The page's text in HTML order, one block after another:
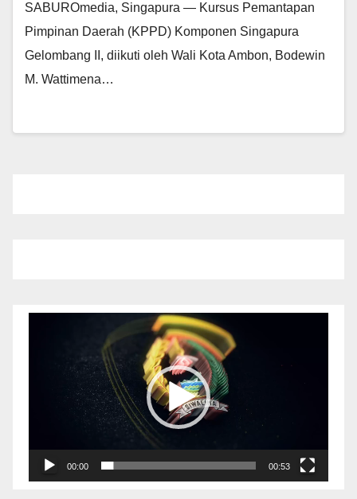
SABUROmedia, Singapura — Kursus Pemantapan
Pimpinan Daerah (KPPD) Komponen Singapura
Gelombang II, diikuti oleh Wali Kota Ambon, Bodewin
M. Wattimena…
00:00 00:53